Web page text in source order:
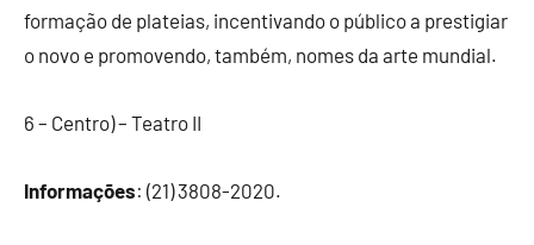
formação de plateias, incentivando o público a prestigiar
o novo e promovendo, também, nomes da arte mundial.
6 – Centro) – Teatro II
Informações: (21) 3808-2020.